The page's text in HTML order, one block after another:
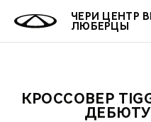
ЧЕРИ ЦЕНТР
ЛЮБЕРЦЫ
МИР
О
КРОССОВЕР